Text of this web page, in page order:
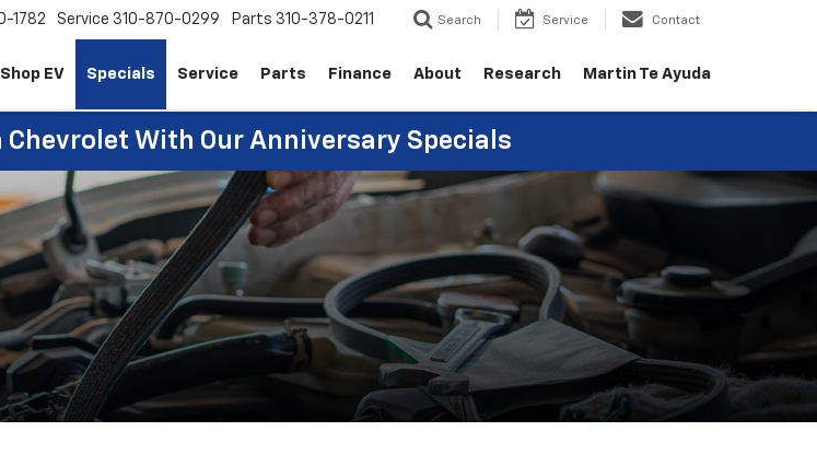
1782 Service 310-870-0299 Parts 310-378-0211 Search Service Contact
Shop EV Specials Service Parts Finance About Research Martin Te Ayuda
Chevrolet With Our Anniversary Specials